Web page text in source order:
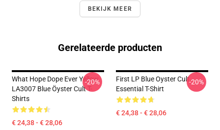
BEKIJK MEER
Gerelateerde producten
What Hope Dope Ever Yellow
LA3007 Blue Öyster Cult T-
Shirts
€ 24,38 - € 28,06
-20%
First LP Blue Oyster Cult
Essential T-Shirt
€ 24,38 - € 28,06
-20%